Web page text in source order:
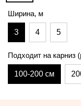
Ширина, м
3 4 5
Подходит на карниз
100-200 см